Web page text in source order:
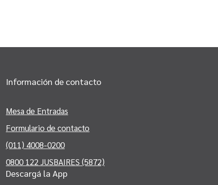
Información de contacto
Mesa de Entradas
Formulario de contacto
(011) 4008-0200
0800 122 JUSBAIRES (5872)
Descargá la App